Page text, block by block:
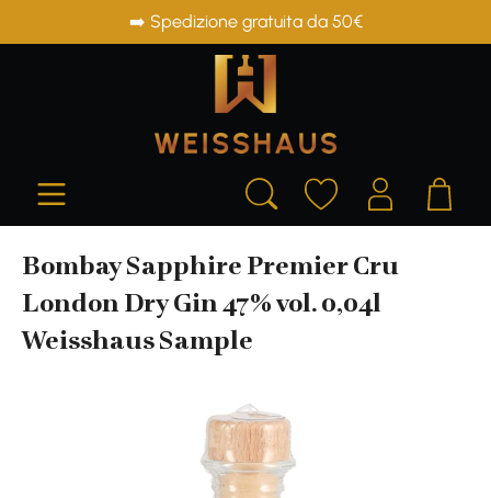
➡️ Spedizione gratuita da 50€
Bombay Sapphire Premier Cru
London Dry Gin 47% vol. 0,04l
Weisshaus Sample